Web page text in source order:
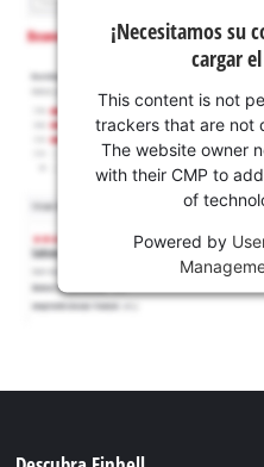
¡Necesitamos su
cargar
This content is not
trackers that are not
The website owner
with their CMP to
of
Powered by